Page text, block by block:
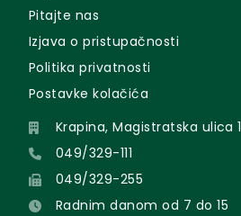
Pitajte nas
Izjava o pristupačnosti
Politika privatnosti
Postavke kolačića
Krapina, Magistratska ulica 1
049/329-111
049/329-255
Radnim danom od 7 do 15